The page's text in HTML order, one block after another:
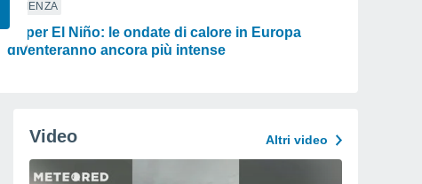
SCIENZA
Super El Niño: le ondate di calore in Europa
diventeranno ancora più intense
Video Altri video